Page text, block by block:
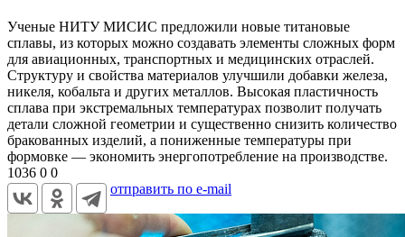
Ученые НИТУ МИСИС предложили новые титановые
сплавы, из которых можно создавать элементы сложных форм
для авиационных, транспортных и медицинских отраслей.
Структуру и свойства материалов улучшили добавки железа,
никеля, кобальта и других металлов. Высокая пластичность
сплава при экстремальных температурах позволит получать
детали сложной геометрии и существенно снизить количество
бракованных изделий, а пониженные температуры при
формовке — экономить энергопотребление на производстве.
1036 0 0
отправить по e-mail